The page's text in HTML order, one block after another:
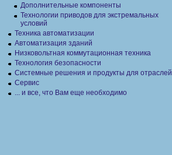
Дополнительные компоненты
Технологии приводов для экстремальных
условий
Техника автоматизации
Автоматизация зданий
Низковольтная коммутационная техника
Технология безопасности
Системные решения и продукты для отраслей
Сервис
... и все, что Вам еще необходимо